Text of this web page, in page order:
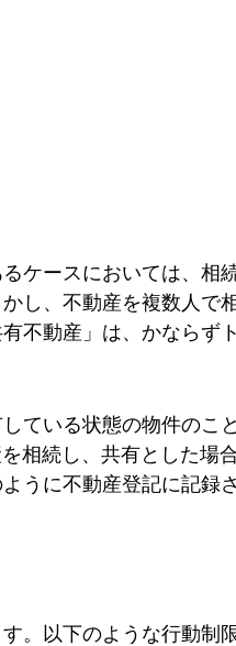
ケースにおいては、相
し、不動産を複数人で
不動産」は、かならず
ている状態の物件のこ
相続し、共有とした場
うに不動産登記に記録さ
。以下のような行動制